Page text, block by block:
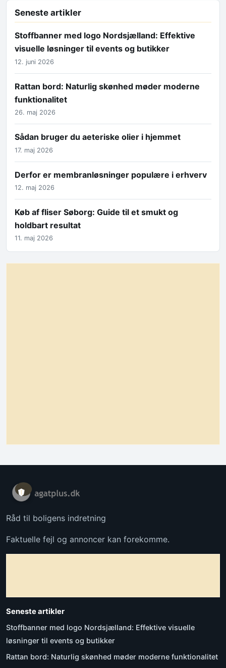
Seneste artikler
Stoffbanner med logo Nordsjælland: Effektive
visuelle løsninger til events og butikker
12. juni 2026
Rattan bord: Naturlig skønhed møder moderne
funktionalitet
26. maj 2026
Sådan bruger du aeteriske olier i hjemmet
17. maj 2026
Derfor er membranløsninger populære i erhverv
12. maj 2026
Køb af fliser Søborg: Guide til et smukt og
holdbart resultat
11. maj 2026
Råd til boligens indretning
Faktuelle fejl og annoncer kan forekomme.
Seneste artikler
Stoffbanner med logo Nordsjælland: Effektive visuelle
løsninger til events og butikker
Rattan bord: Naturlig skønhed møder moderne funktionalitet